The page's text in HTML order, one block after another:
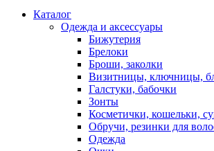
Каталог
Oдежда и аксессуары
Бижутерия
Брелоки
Броши, заколки
Визитницы, ключницы,
Галстуки, бабочки
Зонты
Косметички, кошельки,
Обручи, резинки для
Одежда